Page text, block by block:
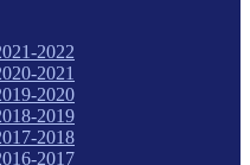
2022
2021
2020
2019
2018
2017